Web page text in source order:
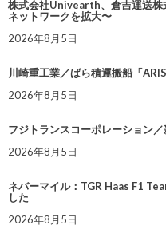
株式会社Univearth、倉吉運送株
ネットワークを拡大〜
2026年8月5日
川崎重工業／ばら積運搬船「
2026年8月5日
フジトランスコーポレーション
2026年8月5日
ネバーマイル：TGR Haas F1
した
2026年8月5日